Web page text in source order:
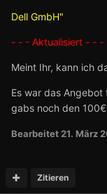
Dell GmbH"
- - - Aktualisiert - - -
Meint Ihr, kann ich
Es war das
gabs noch den
Bearbeitet21. März
Zitieren